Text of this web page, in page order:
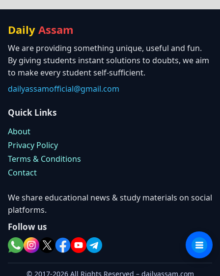
Daily Assam
We are providing something unique, useful and fun.
By giving students instant solutions to doubts, we aim
to make every student self-sufficient.
dailyassamofficial@gmail.com
Quick Links
About
Privacy Policy
Terms & Conditions
Contact
We share educational news & study materials on social
platforms.
Follow us
© 2017-2026 All Rights Reserved – dailyassam.com